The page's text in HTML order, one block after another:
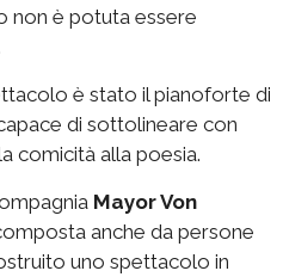
non è potuta essere
è stato il pianoforte di
capace di sottolineare con
comicità alla poesia.
Mayor Von
anche da persone
uno spettacolo in